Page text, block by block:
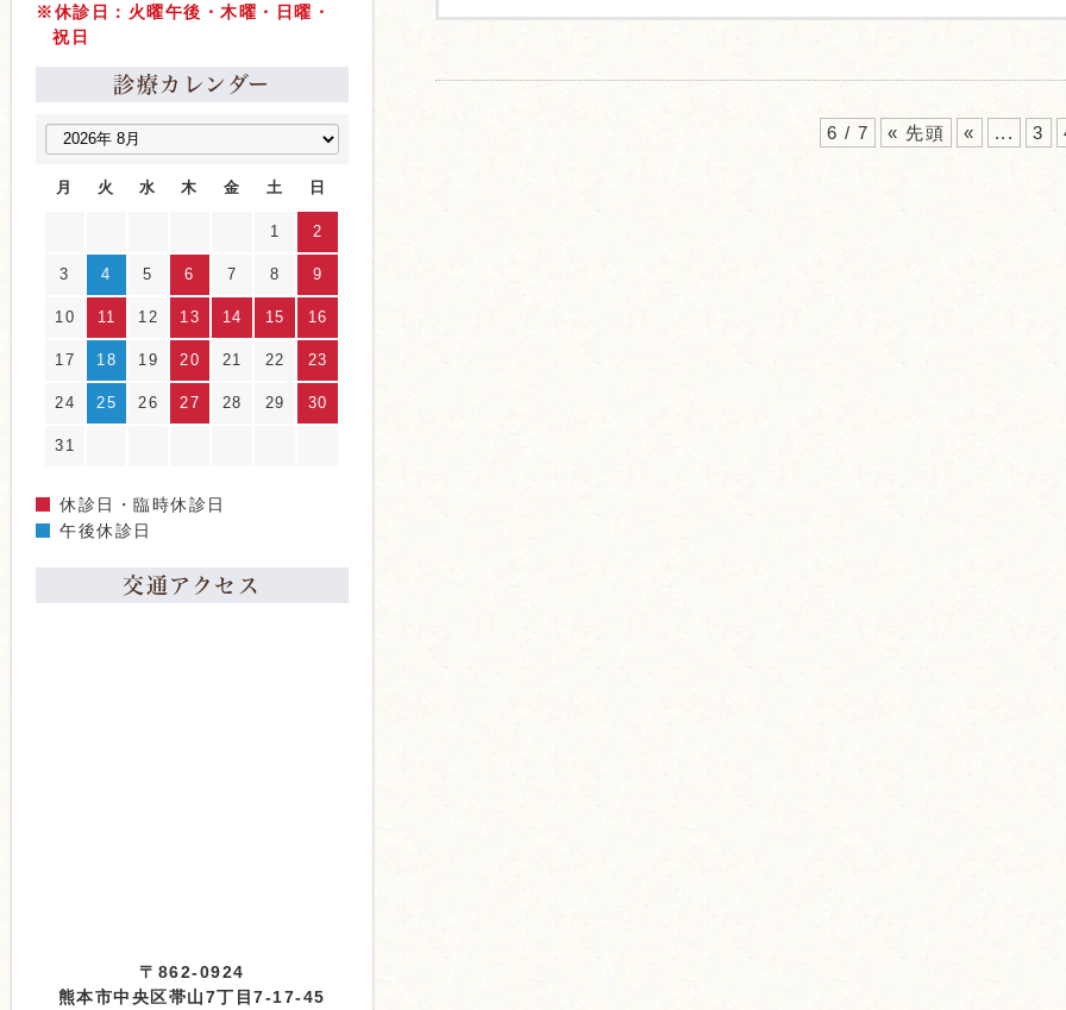
6 / 7 « 先頭 « ... 3
※休診日：火曜午後・木曜・日曜・
祝日
診療カレンダー
月 火 水 木 金 土 日
1 2
3 4 5 6 7 8 9
10 11 12 13 14 15 16
17 18 19 20 21 22 23
24 25 26 27 28 29 30
31
休診日・臨時休診日
午後休診日
交通アクセス
〒862-0924
熊本市中央区帯山7丁目7-17-45